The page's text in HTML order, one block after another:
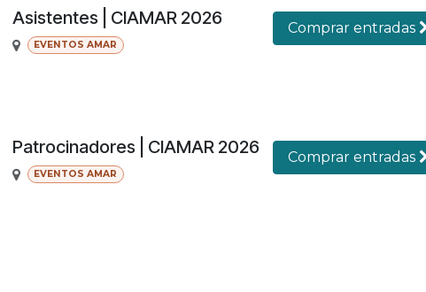
Asistentes | CIAMAR 2026
EVENTOS AMAR
Comprar entradas
Patrocinadores | CIAMAR 2026
EVENTOS AMAR
Comprar entradas